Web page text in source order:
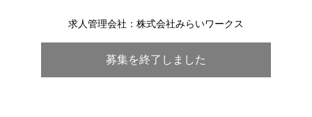
募集を終了しました
求人管理会社：株式会社みらいワークス